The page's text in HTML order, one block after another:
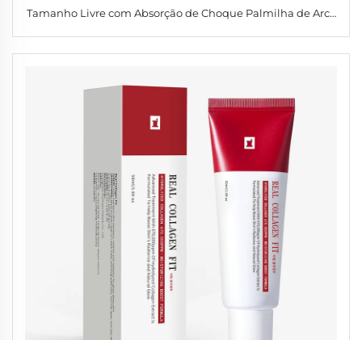
Tamanho Livre com Absorção de Choque Palmilha de Arco
para Corrida para Mulheres e Homens